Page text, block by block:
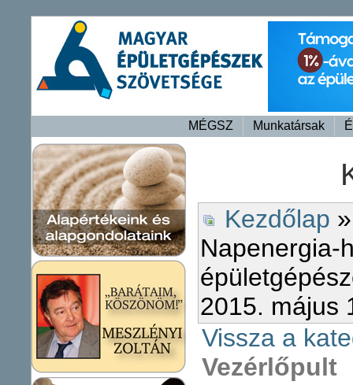
MÉGSZ Munkatársak
Kezdőlap
Napenergia-
2015. május
Vissza a
Vezérlőpult